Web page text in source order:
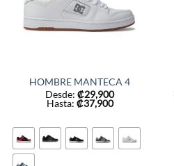
HOMBRE MANTECA 4
Desde: ₡29,900
Hasta: ₡37,900